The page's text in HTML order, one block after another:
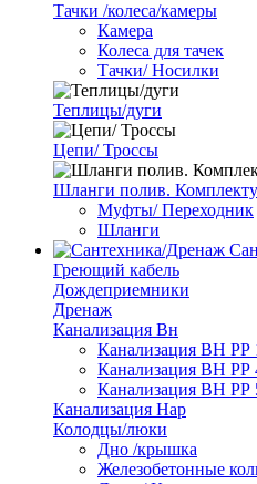
Тачки /колеса/камеры
Камера
Колеса для тачек
Тачки/ Носилки
Теплицы/дуги
Цепи/ Троссы
Шланги полив.
Муфты/ Переходник
Шланги
Греющий кабель
Дождеприемники
Дренаж
Канализация Вн
Канализация ВН РР
Канализация ВН РР
Канализация ВН РР
Канализация Нар
Колодцы/люки
Дно /крышка
Железобетонные